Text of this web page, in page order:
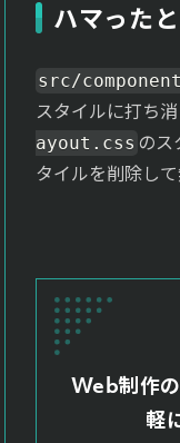
ハマった
src/
スタイルに打ち
ayout.css のス
タイルを削除して
Web制作
軽